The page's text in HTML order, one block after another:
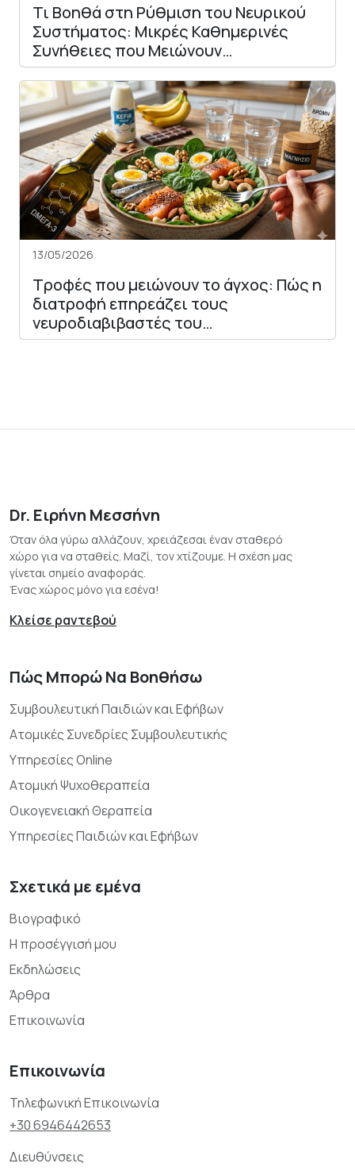
Τι Βοηθά στη Ρύθμιση του Νευρικού
Συστήματος: Μικρές Καθημερινές
Συνήθειες που Μειώνουν…
13/05/2026
Τροφές που μειώνουν το άγχος: Πώς η
διατροφή επηρεάζει τους
νευροδιαβιβαστές του…
Dr. Ειρήνη Μεσσήνη
Όταν όλα γύρω αλλάζουν, χρειάζεσαι έναν σταθερό
χώρο για να σταθείς. Μαζί, τον χτίζουμε. Η σχέση μας
γίνεται σημείο αναφοράς.
Ένας χώρος μόνο για εσένα!
Κλείσε ραντεβού
Πώς Μπορώ Να Βοηθήσω
Συμβουλευτική Παιδιών και Εφήβων
Ατομικές Συνεδρίες Συμβουλευτικής
Υπηρεσίες Online
Ατομική Ψυχοθεραπεία
Οικογενειακή Θεραπεία
Υπηρεσίες Παιδιών και Εφήβων
Σχετικά με εμένα
Βιογραφικό
Η προσέγγισή μου
Εκδηλώσεις
Άρθρα
Επικοινωνία
Επικοινωνία
Τηλεφωνική Επικοινωνία
+30 6946442653
Διευθύνσεις